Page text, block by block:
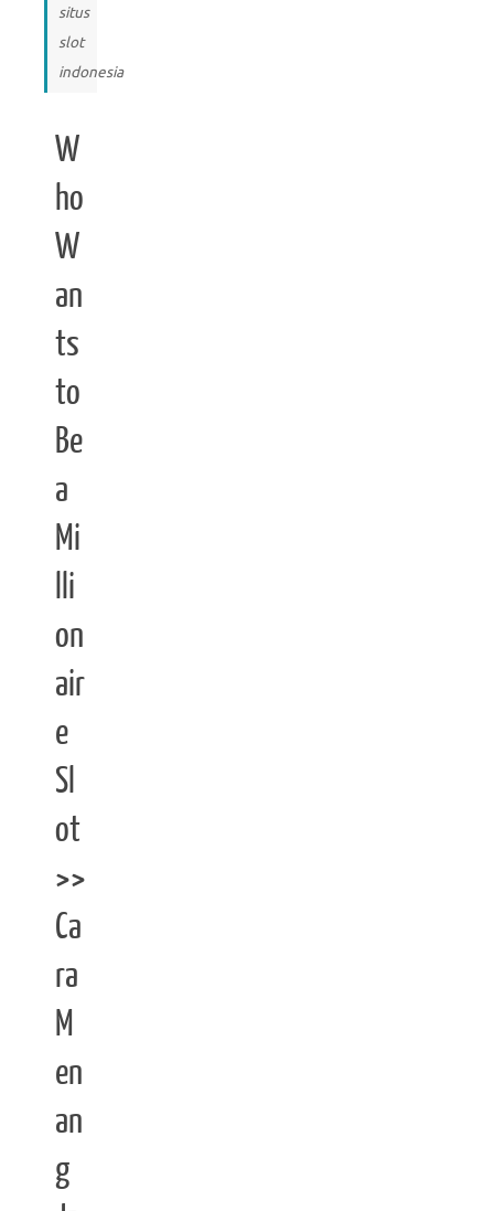
situs
slot
indonesia
W
ho
W
an
ts
to
Be
a
Mi
lli
on
air
e
Sl
ot
>>
Ca
ra
M
en
an
g